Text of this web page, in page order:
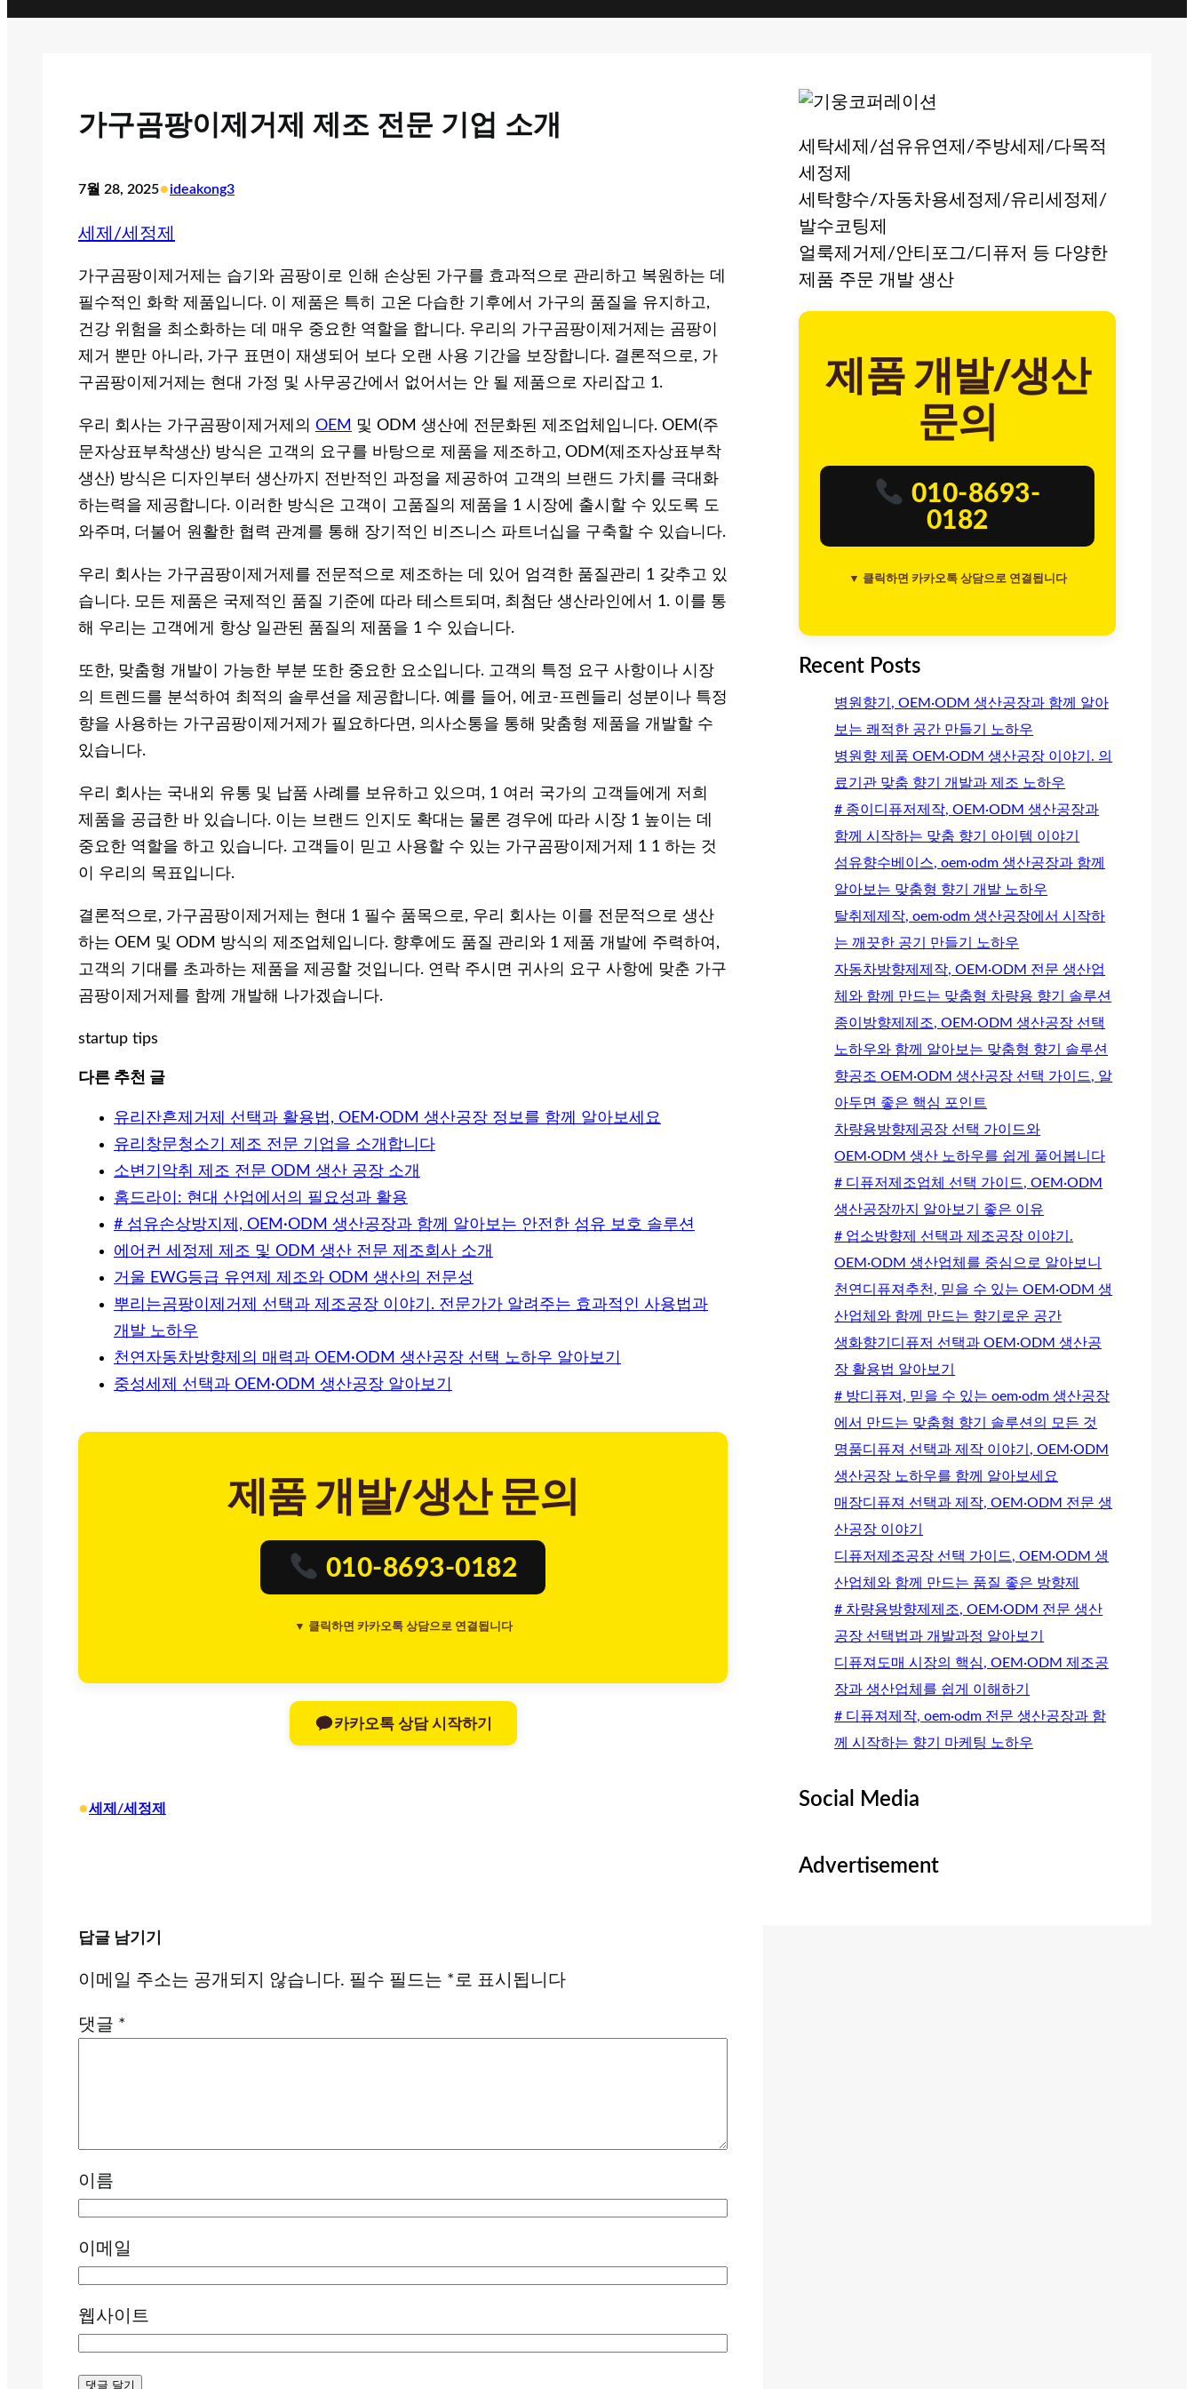
가구곰팡이제거제 제조 전문 기업 소개
7월 28, 2025•ideakong3
세제/세정제
가구곰팡이제거제는 습기와 곰팡이로 인해 손상된 가구를 효과적으로 관리하고 복원하는 데
필수적인 화학 제품입니다. 이 제품은 특히 고온 다습한 기후에서 가구의 품질을 유지하고,
건강 위험을 최소화하는 데 매우 중요한 역할을 합니다. 우리의 가구곰팡이제거제는 곰팡이
제거 뿐만 아니라, 가구 표면이 재생되어 보다 오랜 사용 기간을 보장합니다. 결론적으로, 가
구곰팡이제거제는 현대 가정 및 사무공간에서 없어서는 안 될 제품으로 자리잡고 1.
우리 회사는 가구곰팡이제거제의 OEM 및 ODM 생산에 전문화된 제조업체입니다. OEM(주
문자상표부착생산) 방식은 고객의 요구를 바탕으로 제품을 제조하고, ODM(제조자상표부착
생산) 방식은 디자인부터 생산까지 전반적인 과정을 제공하여 고객의 브랜드 가치를 극대화
하는력을 제공합니다. 이러한 방식은 고객이 고품질의 제품을 1 시장에 출시할 수 있도록 도
와주며, 더불어 원활한 협력 관계를 통해 장기적인 비즈니스 파트너십을 구축할 수 있습니다.
우리 회사는 가구곰팡이제거제를 전문적으로 제조하는 데 있어 엄격한 품질관리 1 갖추고 있
습니다. 모든 제품은 국제적인 품질 기준에 따라 테스트되며, 최첨단 생산라인에서 1. 이를 통
해 우리는 고객에게 항상 일관된 품질의 제품을 1 수 있습니다.
또한, 맞춤형 개발이 가능한 부분 또한 중요한 요소입니다. 고객의 특정 요구 사항이나 시장
의 트렌드를 분석하여 최적의 솔루션을 제공합니다. 예를 들어, 에코-프렌들리 성분이나 특정
향을 사용하는 가구곰팡이제거제가 필요하다면, 의사소통을 통해 맞춤형 제품을 개발할 수
있습니다.
우리 회사는 국내외 유통 및 납품 사례를 보유하고 있으며, 1 여러 국가의 고객들에게 저희
제품을 공급한 바 있습니다. 이는 브랜드 인지도 확대는 물론 경우에 따라 시장 1 높이는 데
중요한 역할을 하고 있습니다. 고객들이 믿고 사용할 수 있는 가구곰팡이제거제 1 1 하는 것
이 우리의 목표입니다.
결론적으로, 가구곰팡이제거제는 현대 1 필수 품목으로, 우리 회사는 이를 전문적으로 생산
하는 OEM 및 ODM 방식의 제조업체입니다. 향후에도 품질 관리와 1 제품 개발에 주력하여,
고객의 기대를 초과하는 제품을 제공할 것입니다. 연락 주시면 귀사의 요구 사항에 맞춘 가구
곰팡이제거제를 함께 개발해 나가겠습니다.
startup tips
다른 추천 글
유리잔흔제거제 선택과 활용법, OEM·ODM 생산공장 정보를 함께 알아보세요
유리창문청소기 제조 전문 기업을 소개합니다
소변기악취 제조 전문 ODM 생산 공장 소개
홈드라이: 현대 산업에서의 필요성과 활용
# 섬유손상방지제, OEM·ODM 생산공장과 함께 알아보는 안전한 섬유 보호 솔루션
에어컨 세정제 제조 및 ODM 생산 전문 제조회사 소개
거울 EWG등급 유연제 제조와 ODM 생산의 전문성
뿌리는곰팡이제거제 선택과 제조공장 이야기. 전문가가 알려주는 효과적인 사용법과
개발 노하우
천연자동차방향제의 매력과 OEM·ODM 생산공장 선택 노하우 알아보기
중성세제 선택과 OEM·ODM 생산공장 알아보기
제품 개발/생산 문의
010-8693-0182
▼ 클릭하면 카카오톡 상담으로 연결됩니다
카카오톡 상담 시작하기
•세제/세정제
답글 남기기
이메일 주소는 공개되지 않습니다. 필수 필드는 *로 표시됩니다
댓글 *
이름
이메일
웹사이트
세탁세제/섬유유연제/주방세제/다목적
세정제
세탁향수/자동차용세정제/유리세정제/
발수코팅제
얼룩제거제/안티포그/디퓨저 등 다양한
제품 주문 개발 생산
제품 개발/생산
문의
010-8693-
0182
▼ 클릭하면 카카오톡 상담으로 연결됩니다
Recent Posts
병원향기, OEM·ODM 생산공장과 함께 알아
보는 쾌적한 공간 만들기 노하우
병원향 제품 OEM·ODM 생산공장 이야기. 의
료기관 맞춤 향기 개발과 제조 노하우
# 종이디퓨저제작, OEM·ODM 생산공장과
함께 시작하는 맞춤 향기 아이템 이야기
섬유향수베이스, oem·odm 생산공장과 함께
알아보는 맞춤형 향기 개발 노하우
탈취제제작, oem·odm 생산공장에서 시작하
는 깨끗한 공기 만들기 노하우
자동차방향제제작, OEM·ODM 전문 생산업
체와 함께 만드는 맞춤형 차량용 향기 솔루션
종이방향제제조, OEM·ODM 생산공장 선택
노하우와 함께 알아보는 맞춤형 향기 솔루션
향공조 OEM·ODM 생산공장 선택 가이드, 알
아두면 좋은 핵심 포인트
차량용방향제공장 선택 가이드와
OEM·ODM 생산 노하우를 쉽게 풀어봅니다
# 디퓨저제조업체 선택 가이드, OEM·ODM
생산공장까지 알아보기 좋은 이유
# 업소방향제 선택과 제조공장 이야기.
OEM·ODM 생산업체를 중심으로 알아보니
천연디퓨져추천, 믿을 수 있는 OEM·ODM 생
산업체와 함께 만드는 향기로운 공간
생화향기디퓨저 선택과 OEM·ODM 생산공
장 활용법 알아보기
# 방디퓨져, 믿을 수 있는 oem·odm 생산공장
에서 만드는 맞춤형 향기 솔루션의 모든 것
명품디퓨져 선택과 제작 이야기, OEM·ODM
생산공장 노하우를 함께 알아보세요
매장디퓨져 선택과 제작, OEM·ODM 전문 생
산공장 이야기
디퓨저제조공장 선택 가이드, OEM·ODM 생
산업체와 함께 만드는 품질 좋은 방향제
# 차량용방향제제조, OEM·ODM 전문 생산
공장 선택법과 개발과정 알아보기
디퓨져도매 시장의 핵심, OEM·ODM 제조공
장과 생산업체를 쉽게 이해하기
# 디퓨져제작, oem·odm 전문 생산공장과 함
께 시작하는 향기 마케팅 노하우
Social Media
Advertisement